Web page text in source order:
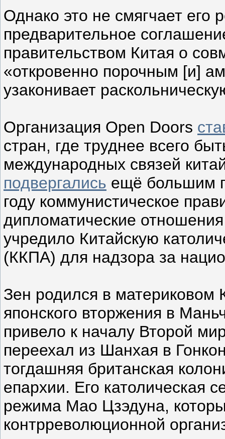
Однако это не смягчает его
предварительное
правительством Китая о
«откровенно порочным [и]
узаконивает
Организация Open Doors
стран, где труднее всего
международных связей
подвергались ещё большим
году коммунистическое
дипломатические
учредило Китайскую
(ККПА) для надзора за
Зен родился в материковом
японского вторжения в
привело к началу Второй
переехал из Шанхая в
тогдашняя британская
епархии. Его католическая
режима Мао Цзэдуна,
контрреволюционной